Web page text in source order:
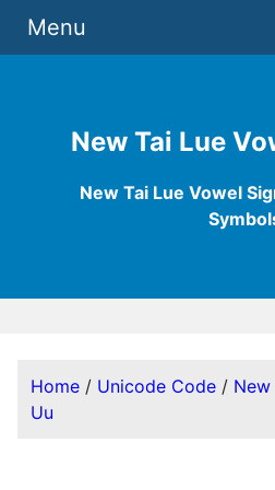
New Tai Lue
New Tai Lue Vowel
Menu
Home / Unicode Code /
Uu